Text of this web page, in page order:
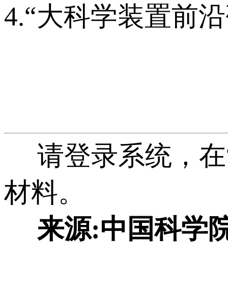
4.“大科学装置前
请登录系统，在
材料。
来源:中国科学